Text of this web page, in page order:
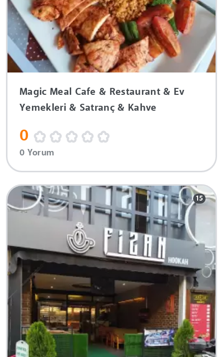
Magic Meal Cafe & Restaurant & Ev
Yemekleri & Satranç & Kahve
0
0 Yorum
15